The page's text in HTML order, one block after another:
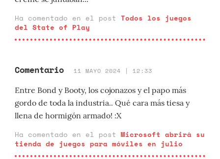
Ha comentado en el post Todos los juegos
del State of Play
Comentario 11 MAYO 2024 | 12:33
Entre Bond y Booty, los cojonazos y el papo más
gordo de toda la industria.. Qué cara más tiesa y
llena de hormigón armado! :X
Ha comentado en el post Microsoft abrirá su
tienda de juegos para móviles en julio